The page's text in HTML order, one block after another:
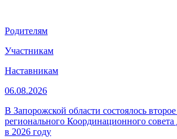
Родителям
Участникам
Наставникам
06.08.2026
В Запорожской области состоялось второе
регионального Координационного
в 2026 году